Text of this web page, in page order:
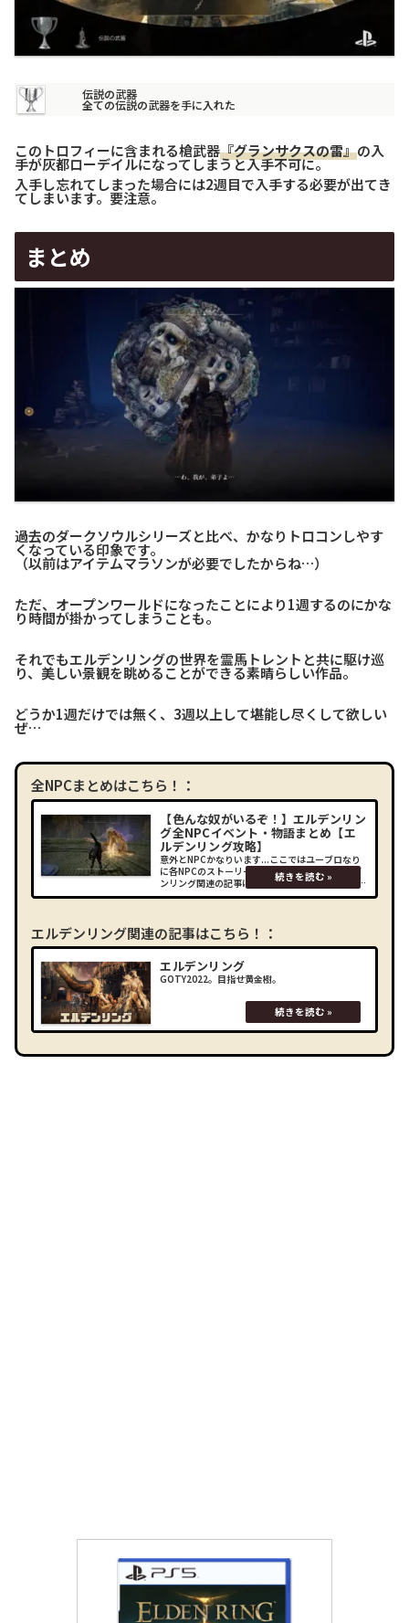
伝説の武器
全ての伝説の武器を手に入れた
このトロフィーに含まれる槍武器『グランサクスの雷』の入
手が灰都ローデイルになってしまうと入手不可に。
入手し忘れてしまった場合には2週目で入手する必要が出てき
てしまいます。要注意。
まとめ
過去のダークソウルシリーズと比べ、かなりトロコンしやす
くなっている印象です。
（以前はアイテムマラソンが必要でしたからね…）
ただ、オープンワールドになったことにより1週するのにかな
り時間が掛かってしまうことも。
それでもエルデンリングの世界を霊馬トレントと共に駆け巡
り、美しい景観を眺めることができる素晴らしい作品。
どうか1週だけでは無く、3週以上して堪能し尽くして欲しい
ぜ…
全NPCまとめはこちら！：
【色んな奴がいるぞ！】エルデンリン
グ全NPCイベント・物語まとめ【エ
ルデンリング攻略】
意外とNPCかなりいます...ここではユーブロなり
に各NPCのストーリーを追ってみました！エルデ
ンリング関連の記事はこちら！： (adsbygoogle
= window.adsbygoogle || []).push({});NPCイベ
エルデンリング関連の記事はこちら！：
エルデンリング
GOTY2022。目指せ黄金樹。